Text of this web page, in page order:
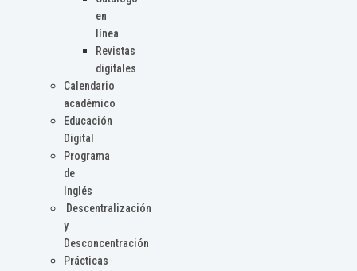
en
línea
Revistas
digitales
Calendario
académico
Educación
Digital
Programa
de
Inglés
Descentralización
y
Desconcentración
Prácticas